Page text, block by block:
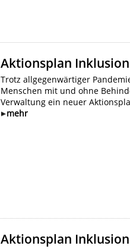
Aktionsplan
Trotz allgegenwärtiger
Menschen mit und ohne
Verwaltung ein neuer
mehr
Aktionsplan